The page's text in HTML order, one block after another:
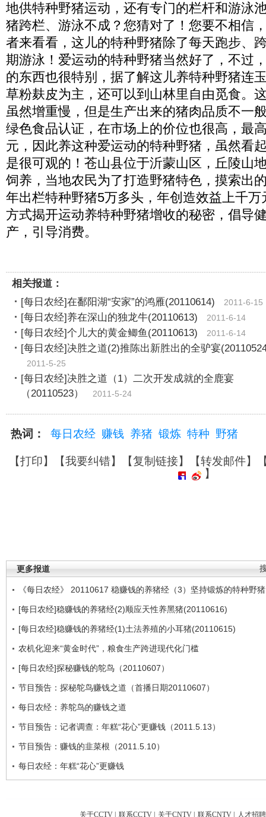
地供特种野猪运动，还有专门的栏杆和游泳
猪跨栏、游泳不成？您猜对了！您要不相信
者来看看，这儿的特种野猪除了每天跑步、
期游泳！爱运动的特种野猪当然好了，不过
的东西也很特别，据了解这儿养特种野猪连
草粉麸皮为主，还可以到山林里自由觅食。
虽然增重慢，但是生产出来的猪肉品质不一
绿色食品认证，在市场上的价位也很高，最
元，因此养这种爱运动的特种野猪，虽然看
是很可观的！苍山县位于沂蒙山区，丘陵山
饲养，当地农民为了打造野猪特色，摸索出
年出栏特种野猪5万多头，年创造效益上千
方式揭开运动养特种野猪增收的秘密，倡导
产，引导消费。
相关报道：
[每日农经]在鄱阳湖“安家”的鸿雁(20110614)
2011-6-15
[每日农经]养在深山的独龙牛(20110613) 2011-6-14
[每日农经]个儿大的黄金鲫鱼(20110613) 2011-6-14
[每日农经]决胜之道(2)推陈出新胜出的全驴宴
2011-5-25
[每日农经]决胜之道（1）二次开发成就的全鹿宴
（20110523）
2011-5-24
热词： 每日农经 赚钱 养猪 锻炼 特种 野猪
【打印】【我要纠错】【复制链接】【转发邮件】
】
更多报道
《每日农经》 20110617 稳赚钱的养猪经（3）坚持锻炼的特种野猪
[每日农经]稳赚钱的养猪经(2)顺应天性养黑猪(20110616)
[每日农经]稳赚钱的养猪经(1)土法养殖的小耳猪(20110615)
农机化迎来“黄金时代”，粮食生产跨进现代化门槛
[每日农经]探秘赚钱的鸵鸟（20110607）
节目预告：探秘鸵鸟赚钱之道（首播日期20110607）
每日农经：养鸵鸟的赚钱之道
节目预告：记者调查：年糕“花心”更赚钱（2011.5.13）
节目预告：赚钱的韭菜根（2011.5.10）
每日农经：年糕“花心”更赚钱
关于CCTV | 联系CCTV | 关于CNTV | 联系CNTV | 人才招聘